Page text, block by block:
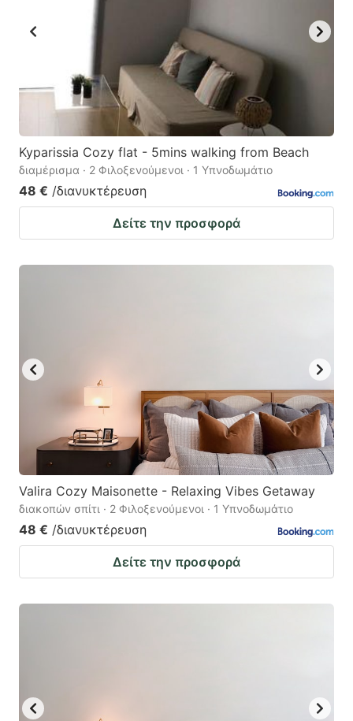
Kyparissia Cozy flat - 5mins walking from Beach
διαμέρισμα · 2 Φιλοξενούμενοι · 1 Υπνοδωμάτιο
48 € /διανυκτέρευση
Δείτε την προσφορά
Valira Cozy Maisonette - Relaxing Vibes Getaway
διακοπών σπίτι · 2 Φιλοξενούμενοι · 1 Υπνοδωμάτιο
48 € /διανυκτέρευση
Δείτε την προσφορά